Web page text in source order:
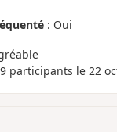
: Oui
participants le 22